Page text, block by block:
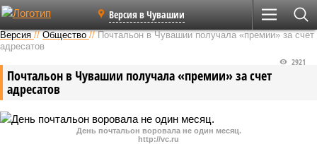
Версия в Чувашии
Версия //Общество //Почтальон в Чувашии получала «премии» за счет
адресатов
Почтальон в Чувашии получала «премии» за счет
адресатов
2921
День почтальон воровала не один месяц.
http://vc.ru